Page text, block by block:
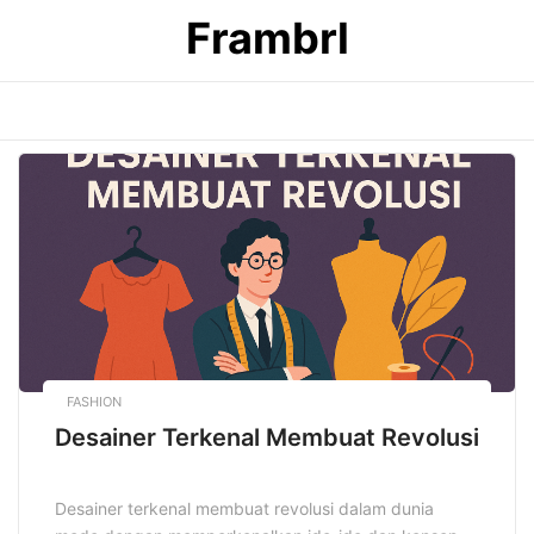
Frambrl
FASHION
Desainer Terkenal Membuat Revolusi
Desainer terkenal membuat revolusi dalam dunia